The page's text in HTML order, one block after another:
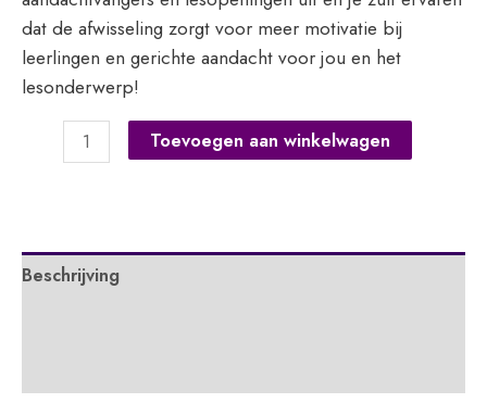
dat de afwisseling zorgt voor meer motivatie bij
leerlingen en gerichte aandacht voor jou en het
lesonderwerp!
het
halve
Toevoegen aan winkelwagen
Beschrijving